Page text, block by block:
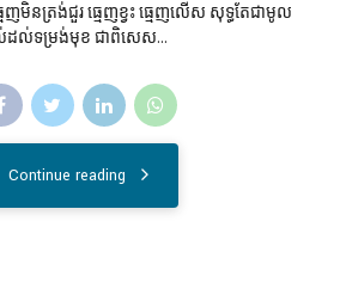
ញមិនត្រង់ជួរ ធ្មេញខ្វះ ធ្មេញលើស សុទ្ធតែជាមូល
ដល់ទម្រង់មុខ ជាពិសេស...
Continue reading